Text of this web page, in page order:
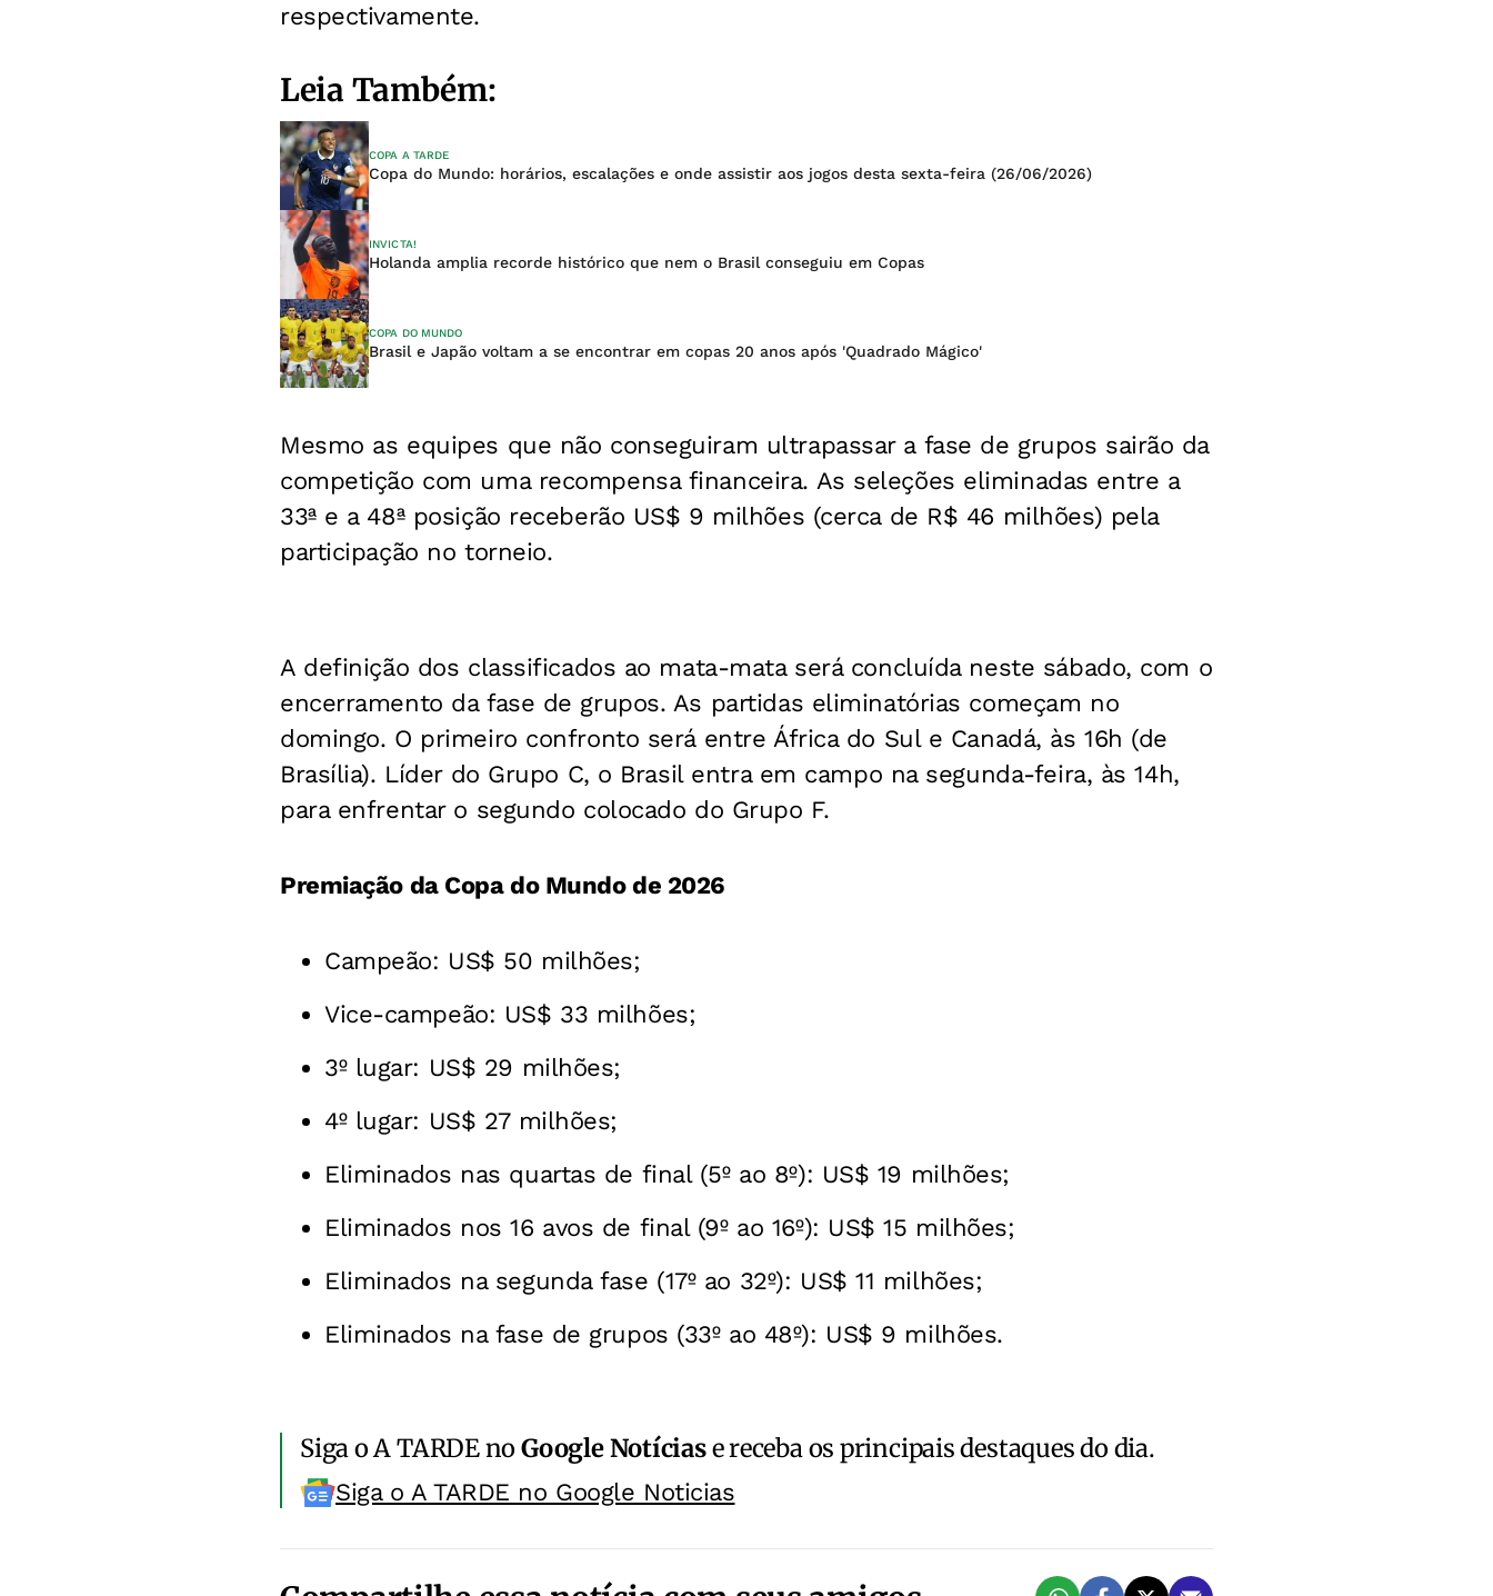
respectivamente.
Leia Também:
COPA A TARDE
Copa do Mundo: horários, escalações e onde assistir aos jogos desta sexta-feira (26/06/2026)
INVICTA!
Holanda amplia recorde histórico que nem o Brasil conseguiu em Copas
COPA DO MUNDO
Brasil e Japão voltam a se encontrar em copas 20 anos após 'Quadrado Mágico'
Mesmo as equipes que não conseguiram ultrapassar a fase de grupos sairão da
competição com uma recompensa financeira. As seleções eliminadas entre a
33ª e a 48ª posição receberão US$ 9 milhões (cerca de R$ 46 milhões) pela
participação no torneio.
A definição dos classificados ao mata-mata será concluída neste sábado, com o
encerramento da fase de grupos. As partidas eliminatórias começam no
domingo. O primeiro confronto será entre África do Sul e Canadá, às 16h (de
Brasília). Líder do Grupo C, o Brasil entra em campo na segunda-feira, às 14h,
para enfrentar o segundo colocado do Grupo F.
Premiação da Copa do Mundo de 2026
Campeão: US$ 50 milhões;
Vice-campeão: US$ 33 milhões;
3º lugar: US$ 29 milhões;
4º lugar: US$ 27 milhões;
Eliminados nas quartas de final (5º ao 8º): US$ 19 milhões;
Eliminados nos 16 avos de final (9º ao 16º): US$ 15 milhões;
Eliminados na segunda fase (17º ao 32º): US$ 11 milhões;
Eliminados na fase de grupos (33º ao 48º): US$ 9 milhões.
Siga o A TARDE noGoogle Notíciase receba os principais destaques do dia.
Siga o A TARDE no Google Noticias